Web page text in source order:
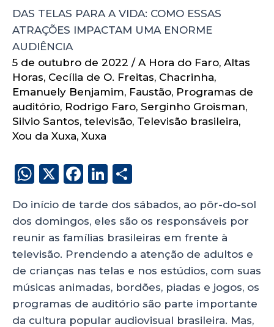
DAS TELAS PARA A VIDA: COMO ESSAS
ATRAÇÕES IMPACTAM UMA ENORME
AUDIÊNCIA
5 de outubro de 2022 / A Hora do Faro, Altas
Horas, Cecília de O. Freitas, Chacrinha,
Emanuely Benjamim, Faustão, Programas de
auditório, Rodrigo Faro, Serginho Groisman,
Silvio Santos, televisão, Televisão brasileira,
Xou da Xuxa, Xuxa
W
a
ts
A
p
p
X
F
c
e
b
o
o
k
Li
k
e
dI
n
a
re
Do início de tarde dos sábados, ao pôr-do-sol
dos domingos, eles são os responsáveis por
reunir as famílias brasileiras em frente à
televisão. Prendendo a atenção de adultos e
de crianças nas telas e nos estúdios, com suas
músicas animadas, bordões, piadas e jogos, os
programas de auditório são parte importante
da cultura popular audiovisual brasileira. Mas,